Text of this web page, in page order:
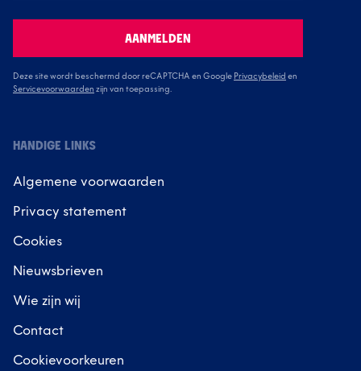
AANMELDEN
Deze site wordt beschermd door reCAPTCHA en Google Privacybeleid en
Servicevoorwaarden zijn van toepassing.
HANDIGE LINKS
Algemene voorwaarden
Privacy statement
Cookies
Nieuwsbrieven
Wie zijn wij
Contact
Cookievoorkeuren